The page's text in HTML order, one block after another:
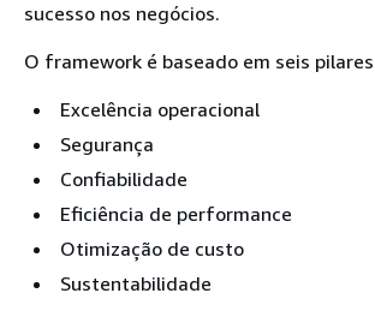
sucesso nos negócios.
O framework é baseado em seis
Excelência operacional
Segurança
Confiabilidade
Eficiência de performance
Otimização de custo
Sustentabilidade